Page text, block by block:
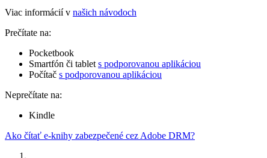
Viac informácií v našich návodoch
Prečítate na:
Pocketbook
Smartfón či tablet s podporovanou aplikáciou
Počítač s podporovanou aplikáciou
Neprečítate na:
Kindle
Ako čítať e-knihy zabezpečené cez Adobe DRM?